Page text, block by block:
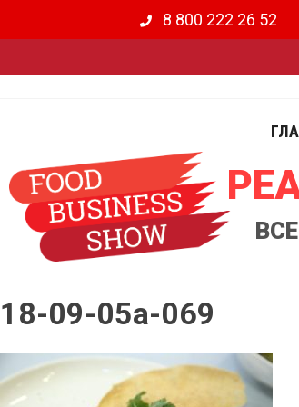
8 800 222 26 52
18-09-05a-069